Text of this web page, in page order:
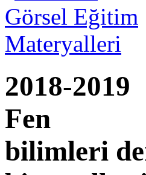
2018-2019
Fen
bilimleri